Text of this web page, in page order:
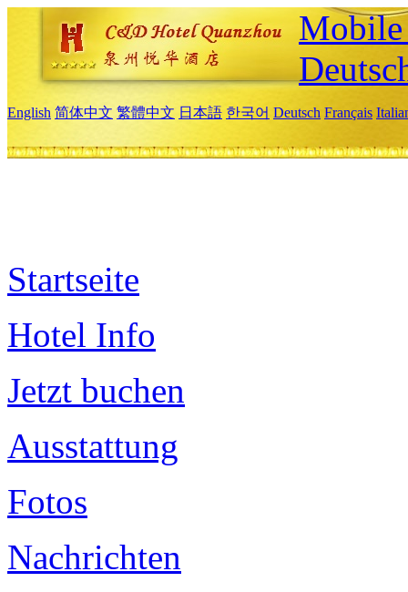
English 简体中文 繁體中文 日本語 한국어 Deutsch Français
Startseite
Hotel Info
Jetzt buchen
Ausstattung
Fotos
Nachrichten